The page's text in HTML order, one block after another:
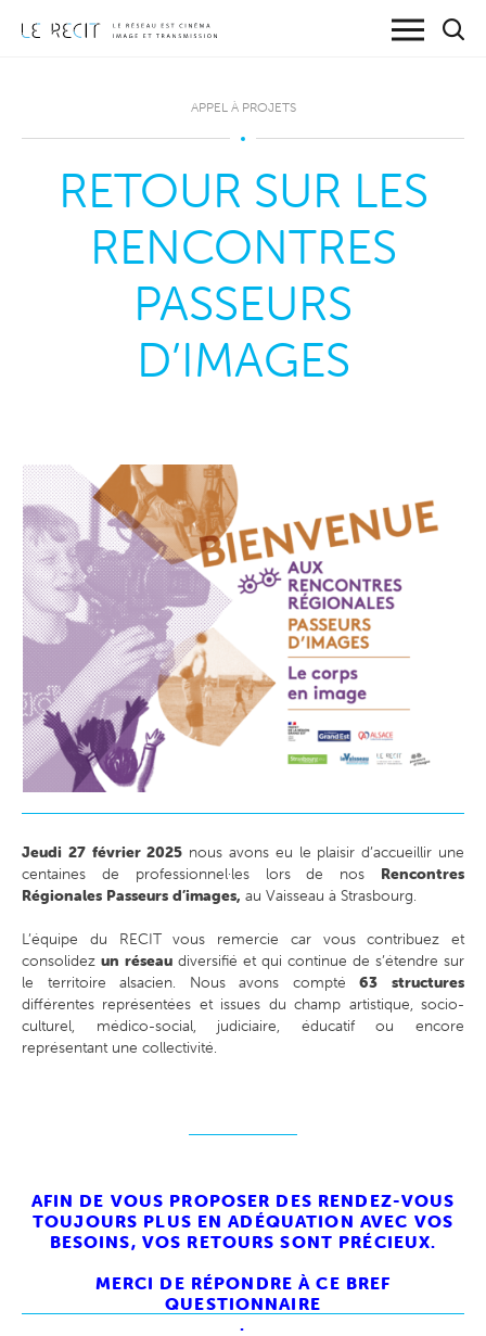
APPEL À PROJETS
RETOUR SUR LES
RENCONTRES
PASSEURS
D’IMAGES
Jeudi 27 février 2025 nous avons eu le plaisir d’accueillir une
centaines de professionnel·les lors de nos Rencontres
Régionales Passeurs d’images, au Vaisseau à Strasbourg.
L’équipe du RECIT vous remercie car vous contribuez et
consolidez un réseau diversifié et qui continue de s’étendre sur
le territoire alsacien. Nous avons compté63 structures
différentes représentées et issues du champ artistique, socio-
culturel, médico-social, judiciaire, éducatif ou encore
représentant une collectivité.
AFIN DE VOUS PROPOSER DES RENDEZ-VOUS
TOUJOURS PLUS EN ADÉQUATION AVEC VOS
BESOINS, VOS RETOURS SONT PRÉCIEUX.
MERCI DE RÉPONDRE À CE BREF
QUESTIONNAIRE
.